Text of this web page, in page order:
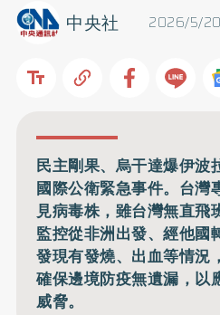
2026/5/
中央社
民主剛果、烏干達爆伊波
國際公衛緊急事件。台灣
見病毒株，雖台灣無直飛
監控從非洲出發、經他國
發現有發燒、出血等情況
確保邊境防疫無遺漏，以
威脅。